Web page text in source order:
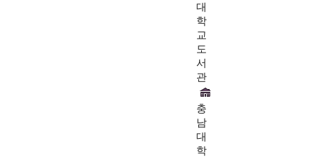
대
학
교
도
서
관
충
남
대
학